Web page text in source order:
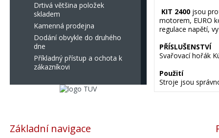
Drtivá většina položek
skladem
Kamenná prodejna
Dodání obvykle do druhého
dne
Příkladný přístup a ochota k
zákazníkovi
KIT 2400 jsou
motorem, EURO
regulace napětí,
PŘÍSLUŠENSTVÍ
Svařovací hořák
Použití
Stroje jsou
Základní navigace